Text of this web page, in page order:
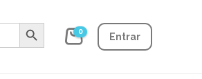
Search Button
0 Entrar